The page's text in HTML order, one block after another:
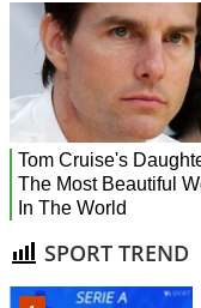
SPORT TREND